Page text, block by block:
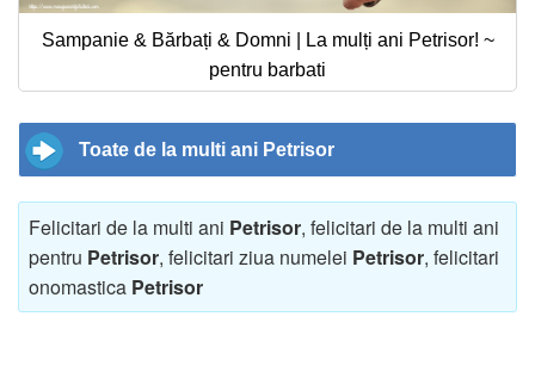
Sampanie & Bărbați & Domni | La mulți ani Petrisor! ~
pentru barbati
Toate de la multi ani Petrisor
Felicitari de la multi ani Petrisor, felicitari de la multi ani
pentru Petrisor, felicitari ziua numelei Petrisor, felicitari
onomastica Petrisor